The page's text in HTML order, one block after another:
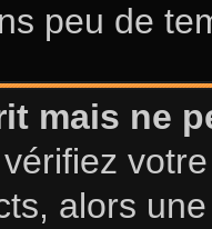
peu de
mais ne
alors